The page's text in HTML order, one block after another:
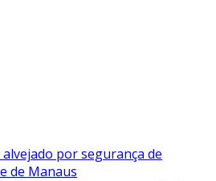
por segurança de
de Manaus